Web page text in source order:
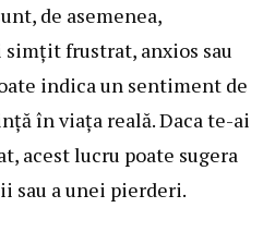
de asemenea,
frustrat, anxios sau
indica un sentiment de
în viața reală. Daca te-ai
acest lucru poate sugera
sau a unei pierderi.